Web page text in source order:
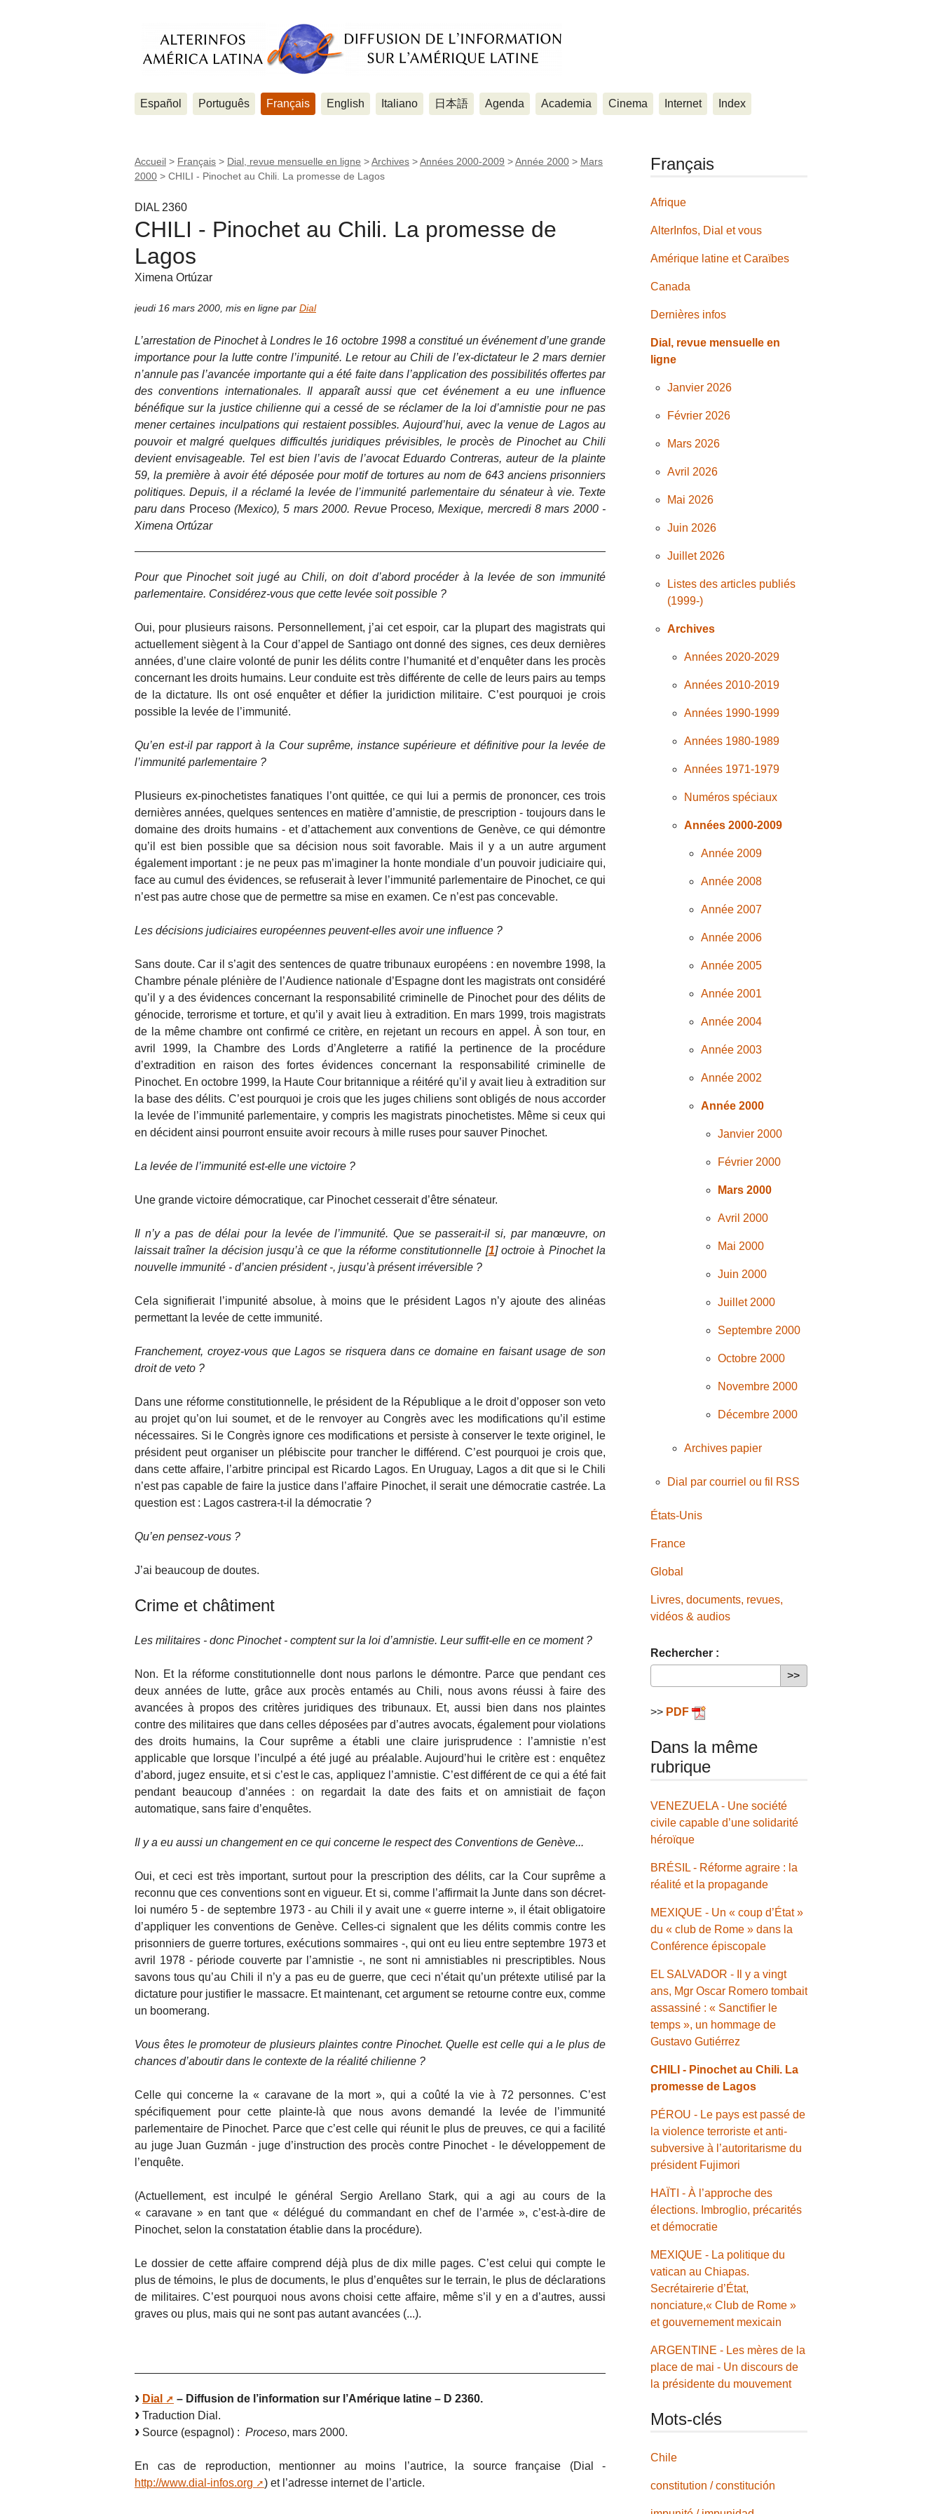
Español Português Français English Italiano 日本語 Agenda Academia Cinema Internet Index
Accueil > Français > Dial, revue mensuelle en ligne >Archives >Années 2000-2009 >Année 2000 > Mars
2000 > CHILI - Pinochet au Chili. La promesse de Lagos
DIAL 2360
CHILI - Pinochet au Chili. La promesse de
Lagos
Ximena Ortúzar
jeudi 16 mars 2000 mis en ligne par Dial
L’arrestation de Pinochet à Londres le 16 octobre 1998 a constitué un événement d’une grande
importance pour la lutte contre l’impunité. Le retour au Chili de l’ex-dictateur le 2 mars dernier
n’annule pas l’avancée importante qui a été faite dans l’application des possibilités offertes par
des conventions internationales. Il apparaît aussi que cet événement a eu une influence
bénéfique sur la justice chilienne qui a cessé de se réclamer de la loi d’amnistie pour ne pas
mener certaines inculpations qui restaient possibles. Aujourd’hui, avec la venue de Lagos au
pouvoir et malgré quelques difficultés juridiques prévisibles, le procès de Pinochet au Chili
devient envisageable. Tel est bien l’avis de l’avocat Eduardo Contreras, auteur de la plainte
59, la première à avoir été déposée pour motif de tortures au nom de 643 anciens prisonniers
politiques. Depuis, il a réclamé la levée de l’immunité parlementaire du sénateur à vie. Texte
paru dans Proceso(Mexico), 5 mars 2000. Revue Proceso, Mexique, mercredi 8 mars 2000 -
Ximena Ortúzar
Pour que Pinochet soit jugé au Chili, on doit d’abord procéder à la levée de son immunité
parlementaire. Considérez-vous que cette levée soit possible ?
Oui, pour plusieurs raisons. Personnellement, j’ai cet espoir, car la plupart des magistrats qui
actuellement siègent à la Cour d’appel de Santiago ont donné des signes, ces deux dernières
années, d’une claire volonté de punir les délits contre l’humanité et d’enquêter dans les procès
concernant les droits humains. Leur conduite est très différente de celle de leurs pairs au temps
de la dictature. Ils ont osé enquêter et défier la juridiction militaire. C’est pourquoi je crois
possible la levée de l’immunité.
Qu’en est-il par rapport à la Cour suprême, instance supérieure et définitive pour la levée de
l’immunité parlementaire ?
Plusieurs ex-pinochetistes fanatiques l’ont quittée, ce qui lui a permis de prononcer, ces trois
dernières années, quelques sentences en matière d’amnistie, de prescription - toujours dans le
domaine des droits humains - et d’attachement aux conventions de Genève, ce qui démontre
qu’il est bien possible que sa décision nous soit favorable. Mais il y a un autre argument
également important : je ne peux pas m’imaginer la honte mondiale d’un pouvoir judiciaire qui,
face au cumul des évidences, se refuserait à lever l’immunité parlementaire de Pinochet, ce qui
n’est pas autre chose que de permettre sa mise en examen. Ce n’est pas concevable.
Les décisions judiciaires européennes peuvent-elles avoir une influence ?
Sans doute. Car il s’agit des sentences de quatre tribunaux européens : en novembre 1998, la
Chambre pénale plénière de l’Audience nationale d’Espagne dont les magistrats ont considéré
qu’il y a des évidences concernant la responsabilité criminelle de Pinochet pour des délits de
génocide, terrorisme et torture, et qu’il y avait lieu à extradition. En mars 1999, trois magistrats
de la même chambre ont confirmé ce critère, en rejetant un recours en appel. À son tour, en
avril 1999, la Chambre des Lords d’Angleterre a ratifié la pertinence de la procédure
d’extradition en raison des fortes évidences concernant la responsabilité criminelle de
Pinochet. En octobre 1999, la Haute Cour britannique a réitéré qu’il y avait lieu à extradition sur
la base des délits. C’est pourquoi je crois que les juges chiliens sont obligés de nous accorder
la levée de l’immunité parlementaire, y compris les magistrats pinochetistes. Même si ceux qui
en décident ainsi pourront ensuite avoir recours à mille ruses pour sauver Pinochet.
La levée de l’immunité est-elle une victoire ?
Une grande victoire démocratique, car Pinochet cesserait d’être sénateur.
Il n’y a pas de délai pour la levée de l’immunité. Que se passerait-il si, par manœuvre, on
laissait traîner la décision jusqu’à ce que la réforme constitutionnelle [1]octroie à Pinochet la
nouvelle immunité - d’ancien président -, jusqu’à présent irréversible ?
Cela signifierait l’impunité absolue, à moins que le président Lagos n’y ajoute des alinéas
permettant la levée de cette immunité.
Franchement, croyez-vous que Lagos se risquera dans ce domaine en faisant usage de son
droit de veto ?
Dans une réforme constitutionnelle, le président de la République a le droit d’opposer son veto
au projet qu’on lui soumet, et de le renvoyer au Congrès avec les modifications qu’il estime
nécessaires. Si le Congrès ignore ces modifications et persiste à conserver le texte originel, le
président peut organiser un plébiscite pour trancher le différend. C’est pourquoi je crois que,
dans cette affaire, l’arbitre principal est Ricardo Lagos. En Uruguay, Lagos a dit que si le Chili
n’est pas capable de faire la justice dans l’affaire Pinochet, il serait une démocratie castrée. La
question est : Lagos castrera-t-il la démocratie ?
Qu’en pensez-vous ?
J’ai beaucoup de doutes.
Crime et châtiment
Les militaires - donc Pinochet - comptent sur la loi d’amnistie. Leur suffit-elle en ce moment ?
Non. Et la réforme constitutionnelle dont nous parlons le démontre. Parce que pendant ces
deux années de lutte, grâce aux procès entamés au Chili, nous avons réussi à faire des
avancées à propos des critères juridiques des tribunaux. Et, aussi bien dans nos plaintes
contre des militaires que dans celles déposées par d’autres avocats, également pour violations
des droits humains, la Cour suprême a établi une claire jurisprudence : l’amnistie n’est
applicable que lorsque l’inculpé a été jugé au préalable. Aujourd’hui le critère est : enquêtez
d’abord, jugez ensuite, et si c’est le cas, appliquez l’amnistie. C’est différent de ce qui a été fait
pendant beaucoup d’années : on regardait la date des faits et on amnistiait de façon
automatique, sans faire d’enquêtes.
Il y a eu aussi un changement en ce qui concerne le respect des Conventions de Genève...
Oui, et ceci est très important, surtout pour la prescription des délits, car la Cour suprême a
reconnu que ces conventions sont en vigueur. Et si, comme l’affirmait la Junte dans son décret-
loi numéro 5 - de septembre 1973 - au Chili il y avait une « guerre interne », il était obligatoire
d’appliquer les conventions de Genève. Celles-ci signalent que les délits commis contre les
prisonniers de guerre tortures, exécutions sommaires -, qui ont eu lieu entre septembre 1973 et
avril 1978 - période couverte par l’amnistie -, ne sont ni amnistiables ni prescriptibles. Nous
savons tous qu’au Chili il n’y a pas eu de guerre, que ceci n’était qu’un prétexte utilisé par la
dictature pour justifier le massacre. Et maintenant, cet argument se retourne contre eux, comme
un boomerang.
Vous êtes le promoteur de plusieurs plaintes contre Pinochet. Quelle est celle qui a le plus de
chances d’aboutir dans le contexte de la réalité chilienne ?
Celle qui concerne la « caravane de la mort », qui a coûté la vie à 72 personnes. C’est
spécifiquement pour cette plainte-là que nous avons demandé la levée de l’immunité
parlementaire de Pinochet. Parce que c’est celle qui réunit le plus de preuves, ce qui a facilité
au juge Juan Guzmán - juge d’instruction des procès contre Pinochet - le développement de
l’enquête.
(Actuellement, est inculpé le général Sergio Arellano Stark, qui a agi au cours de la
« caravane » en tant que « délégué du commandant en chef de l’armée », c’est-à-dire de
Pinochet, selon la constatation établie dans la procédure).
Le dossier de cette affaire comprend déjà plus de dix mille pages. C’est celui qui compte le
plus de témoins, le plus de documents, le plus d’enquêtes sur le terrain, le plus de déclarations
de militaires. C’est pourquoi nous avons choisi cette affaire, même s’il y en a d’autres, aussi
graves ou plus, mais qui ne sont pas autant avancées (...).
Dial
– Diffusion de l’information sur l’Amérique latine – D 2360.
Traduction Dial.
Source (espagnol) : Proceso, mars 2000.
En cas de reproduction, mentionner au moins l’autrice, la source française (Dial -
http://www.dial-infos.org
) et l’adresse internet de l’article.
Français
Afrique
AlterInfos, Dial et vous
Amérique latine et Caraïbes
Canada
Dernières infos
Dial, revue mensuelle en
ligne
Janvier 2026
Février 2026
Mars 2026
Avril 2026
Mai 2026
Juin 2026
Juillet 2026
Listes des articles publiés
(1999-)
Archives
Années 2020-2029
Années 2010-2019
Années 1990-1999
Années 1980-1989
Années 1971-1979
Numéros spéciaux
Années 2000-2009
Année 2009
Année 2008
Année 2007
Année 2006
Année 2005
Année 2001
Année 2004
Année 2003
Année 2002
Année 2000
Janvier 2000
Février 2000
Mars 2000
Avril 2000
Mai 2000
Juin 2000
Juillet 2000
Septembre 2000
Octobre 2000
Novembre 2000
Décembre 2000
Archives papier
Dial par courriel ou fil RSS
États-Unis
France
Global
Livres, documents, revues,
vidéos & audios
Rechercher :
>> PDF
Dans la même
rubrique
VENEZUELA - Une société
civile capable d’une solidarité
héroïque
BRÉSIL - Réforme agraire : la
réalité et la propagande
MEXIQUE - Un « coup d’État »
du « club de Rome » dans la
Conférence épiscopale
EL SALVADOR - Il y a vingt
ans, Mgr Oscar Romero tombait
assassiné : « Sanctifier le
temps », un hommage de
Gustavo Gutiérrez
CHILI - Pinochet au Chili. La
promesse de Lagos
PÉROU - Le pays est passé de
la violence terroriste et anti-
subversive à l’autoritarisme du
président Fujimori
HAÏTI - À l’approche des
élections. Imbroglio, précarités
et démocratie
MEXIQUE - La politique du
vatican au Chiapas.
Secrétairerie d’État,
nonciature,« Club de Rome »
et gouvernement mexicain
ARGENTINE - Les mères de la
place de mai - Un discours de
la présidente du mouvement
Mots-clés
Chile
constitution / constitución